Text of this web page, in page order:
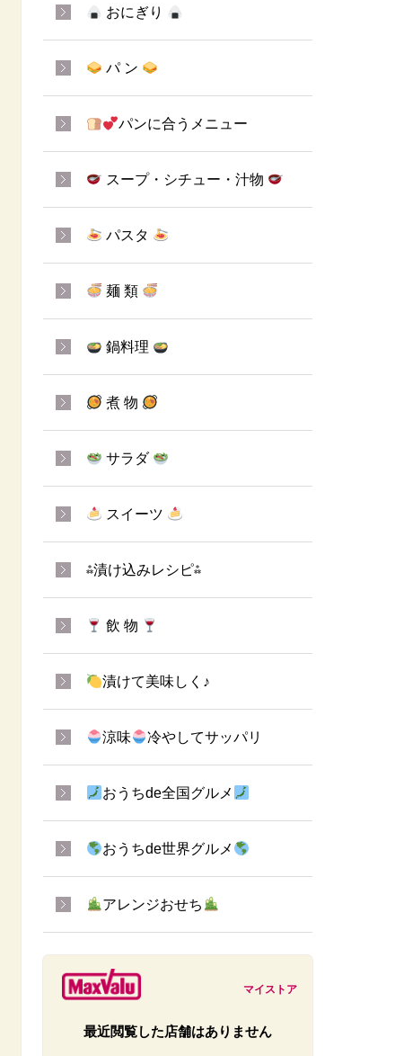
おにぎり
パ ン
パンに合うメニュー
スープ・シチュー・汁物
パスタ
麺 類
鍋料理
煮 物
サラダ
スイーツ
⁂漬け込みレシピ⁂
飲 物
漬けて美味しく♪
涼味 冷やしてサッパリ
おうちde全国グルメ
おうちde世界グルメ
アレンジおせち
マイストア
最近閲覧した店舗はありません